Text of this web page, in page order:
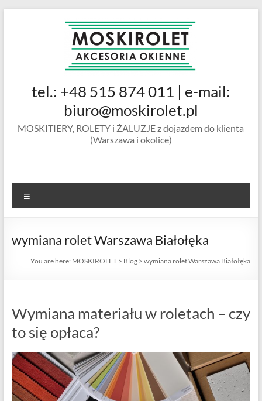
MOSKIROLET
siatki na
okienne |
ramkowe i
drzwiowe
tel.: +48 515 874 011 | e-mail:
biuro@moskirolet.pl
MOSKITIERY, ROLETY i ŻALUZJE z dojazdem do klienta
(Warszawa i okolice)
wymiana rolet Warszawa Białołęka
You are here: MOSKIROLET > Blog >wymiana rolet Warszawa Białołęka
Wymiana materiału w roletach – czy
to się opłaca?